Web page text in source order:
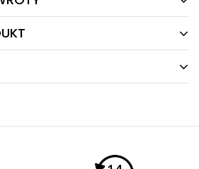
24 MIESIĄCE
naprawę lub wymianę sprzętu
daty zakupu. Skontaktuj się ze
formularza reklamacji
produktu, oferty lub współpracy z
nami?